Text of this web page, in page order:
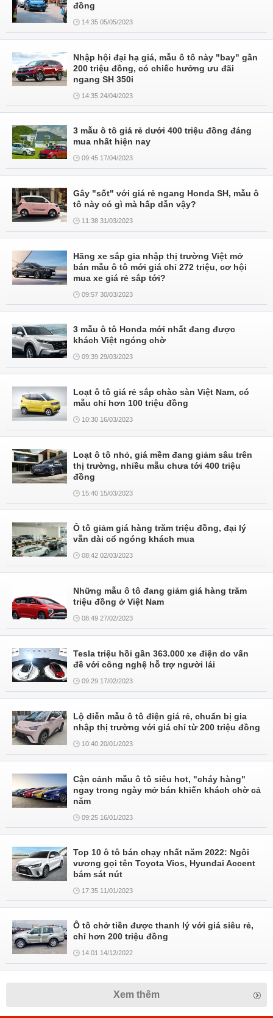
đồng
14:35 05/05/2023
Nhập hội đại hạ giá, mẫu ô tô này "bay" gần
200 triệu đồng, có chiếc hưởng ưu đãi
ngang SH 350i
14:35 24/04/2023
3 mẫu ô tô giá rẻ dưới 400 triệu đồng đáng
mua nhất hiện nay
09:45 17/04/2023
Gây "sốt" với giá rẻ ngang Honda SH, mẫu ô
tô này có gì mà hấp dẫn vậy?
11:38 31/03/2023
Hãng xe sắp gia nhập thị trường Việt mở
bán mẫu ô tô mới giá chỉ 272 triệu, cơ hội
mua xe giá rẻ sắp tới?
09:57 30/03/2023
3 mẫu ô tô Honda mới nhất đang được
khách Việt ngóng chờ
09:39 29/03/2023
Loạt ô tô giá rẻ sắp chào sàn Việt Nam, có
mẫu chỉ hơn 100 triệu đồng
10:30 16/03/2023
Loạt ô tô nhỏ, giá mềm đang giảm sâu trên
thị trường, nhiều mẫu chưa tới 400 triệu
đồng
15:40 15/03/2023
Ô tô giảm giá hàng trăm triệu đồng, đại lý
vẫn dài cổ ngóng khách mua
08:42 02/03/2023
Những mẫu ô tô đang giảm giá hàng trăm
triệu đồng ở Việt Nam
08:49 27/02/2023
Tesla triệu hồi gần 363.000 xe điện do vấn
đề với công nghệ hỗ trợ người lái
09:29 17/02/2023
Lộ diễn mẫu ô tô điện giá rẻ, chuẩn bị gia
nhập thị trường với giá chỉ từ 200 triệu đồng
10:40 20/01/2023
Cận cảnh mẫu ô tô siêu hot, "cháy hàng"
ngay trong ngày mở bán khiến khách chờ cả
năm
09:25 16/01/2023
Top 10 ô tô bán chạy nhất năm 2022: Ngôi
vương gọi tên Toyota Vios, Hyundai Accent
bám sát nút
17:35 11/01/2023
Ô tô chở tiền được thanh lý với giá siêu rẻ,
chỉ hơn 200 triệu đồng
14:01 14/12/2022
Xem thêm